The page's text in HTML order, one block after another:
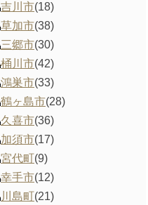
吉川市(18)
草加市(38)
三郷市(30)
桶川市(42)
鴻巣市(33)
鶴ヶ島市(28)
久喜市(36)
加須市(17)
宮代町(9)
幸手市(12)
川島町(21)